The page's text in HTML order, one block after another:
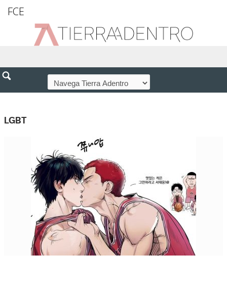
FCE
LGBT